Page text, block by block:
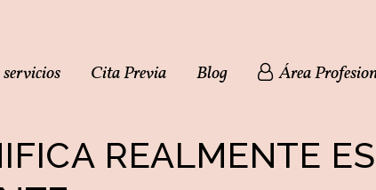
Cita Previa Blog Área
REALMENTE